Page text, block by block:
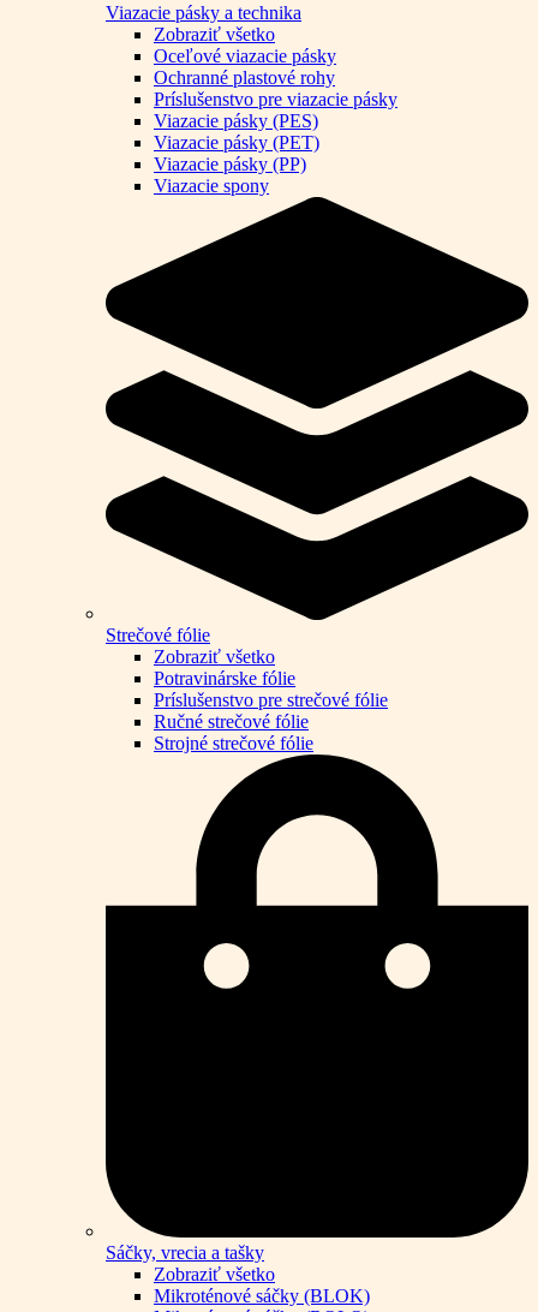
Viazacie pásky a technika
Zobraziť všetko
Oceľové viazacie pásky
Ochranné plastové rohy
Príslušenstvo pre viazacie pásky
Viazacie pásky (PES)
Viazacie pásky (PET)
Viazacie pásky (PP)
Viazacie spony
Strečové fólie
Zobraziť všetko
Potravinárske fólie
Príslušenstvo pre strečové fólie
Ručné strečové fólie
Strojné strečové fólie
Sáčky, vrecia a tašky
Zobraziť všetko
Mikroténové sáčky (BLOK)